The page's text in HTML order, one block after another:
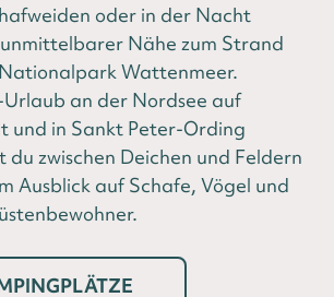
oder in der Nacht
Nähe zum Strand
Wattenmeer.
an der Nordsee auf
und in Sankt Peter-Ording
du zwischen Deichen und Feldern
Ausblick auf Schafe, Vögel und